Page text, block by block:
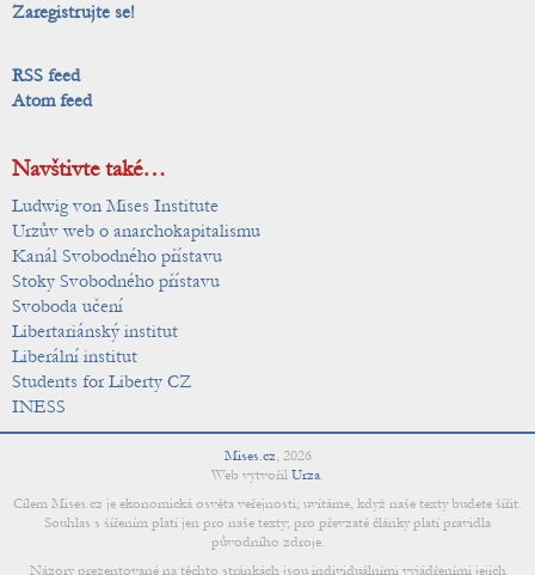
Zaregistrujte se!
RSS feed
Atom feed
Navštivte také…
Ludwig von Mises Institute
Urzův web o anarchokapitalismu
Kanál Svobodného přístavu
Stoky Svobodného přístavu
Svoboda učení
Libertariánský institut
Liberální institut
Students for Liberty CZ
INESS
Mises.cz, 2026
Web vytvořil Urza.
Cílem Mises.cz je ekonomická osvěta veřejnosti; uvítáme, když naše texty budete šířit.
Souhlas s šířením platí jen pro naše texty; pro převzaté články platí pravidla
původního zdroje.
Názory prezentované na těchto stránkách jsou individuálními vyjádřeními jejich